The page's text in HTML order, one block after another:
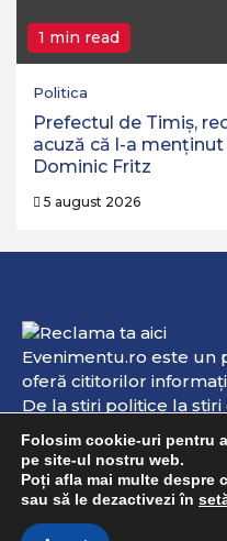
1 min read
Politica
Prefectul de Timiș,
acuză că l-a
Dominic Fritz
5 august 2026
Evenimentu.ro este un
oferă cititorilor
De la ştiri politice la
internaţionale, aici veţi
evenimente online.
informaţie pe care
ca anumite materiale
anumite drepturi de
Folosim cookie-uri pentru
pe site-ul nostru web.
Poți afla mai multe despre
sau să le dezactivezi în